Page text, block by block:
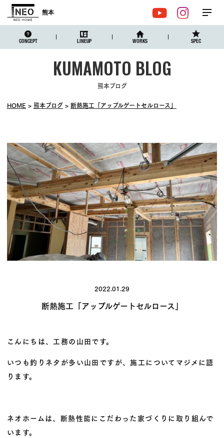
熊本
CONCEPT LINEUP WORKS SPEC
YouTube
メ
熊本ブログ
HOME 熊本ブログ 断熱施工「アップルゲートセルロース」
2022.01.29
断熱施工「アップルゲートセルロース」
こんにちは、工務の山田です。
いつも釣りネタが多い山田ですが、施工についてマジメに語
ります。
ネオホームは、断熱性能にこだわった家づくりに取り組んで
います。